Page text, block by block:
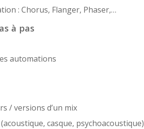
: Chorus, Flanger, Phaser,…
à pas
automations
/ versions d’un mix
casque, psychoacoustique)